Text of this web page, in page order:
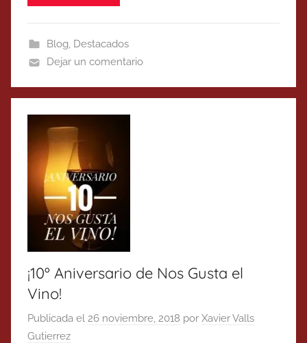
Blog, Destacados
Dejar un comentario
¡10º Aniversario de Nos Gusta el
Vino!
Publicada el 26 noviembre, 2018 por Xavier Valls
Gutierrez